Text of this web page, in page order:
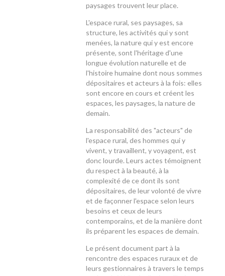
paysages trouvent leur place.
L'espace rural, ses paysages, sa
structure, les activités qui y sont
menées, la nature qui y est encore
présente, sont l'héritage d'une
longue évolution naturelle et de
l'histoire humaine dont nous sommes
dépositaires et acteurs à la fois: elles
sont encore en cours et créent les
espaces, les paysages, la nature de
demain.
La responsabilité des "acteurs" de
l'espace rural, des hommes qui y
vivent, y travaillent, y voyagent, est
donc lourde. Leurs actes témoignent
du respect à la beauté, à la
complexité de ce dont ils sont
dépositaires, de leur volonté de vivre
et de façonner l'espace selon leurs
besoins et ceux de leurs
contemporains, et de la manière dont
ils préparent les espaces de demain.
Le présent document part à la
rencontre des espaces ruraux et de
leurs gestionnaires à travers le temps